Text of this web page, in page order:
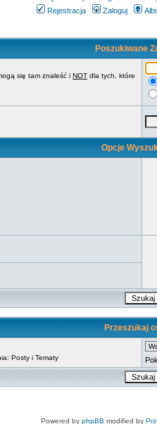
Rejestracja
Zaloguj
Poszukiwane
się tam znaleść i NOT dla tych, które
Opcje
Przeszukaj
Posty i Tematy
Powered by phpBB modified by